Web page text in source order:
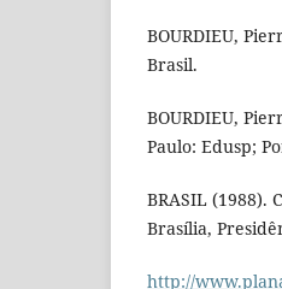
BOURDIEU,
Brasil.
BOURDIEU,
Paulo: Edusp;
BRASIL (1988).
Brasília,
http://